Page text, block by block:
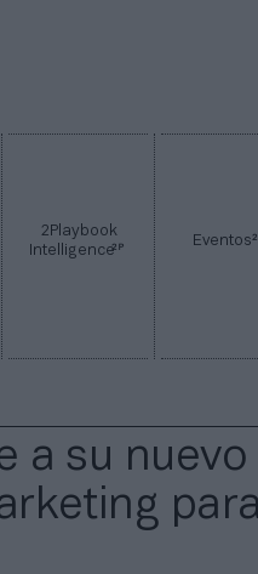
2Playbook
Intelligence2P Eventos
a su nuevo
para